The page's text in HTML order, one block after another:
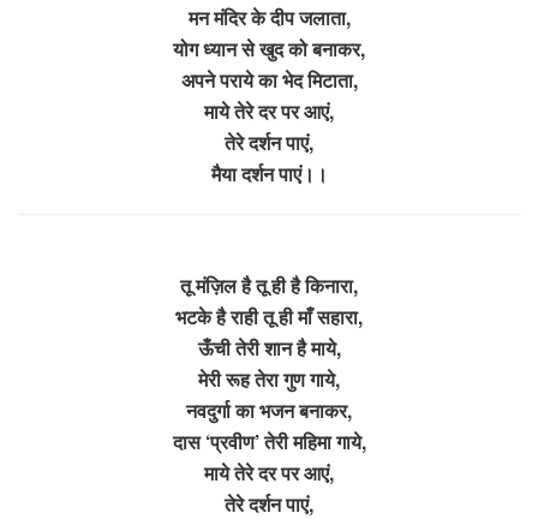
मन मंदिर के दीप जलाता,
योग ध्यान से खुद को बनाकर,
अपने पराये का भेद मिटाता,
माये तेरे दर पर आएं,
तेरे दर्शन पाएं,
मैया दर्शन पाएं।।
तू मंज़िल है तू ही है किनारा,
भटके है राही तू ही माँ सहारा,
ऊँची तेरी शान है माये,
मेरी रूह तेरा गुण गाये,
नवदुर्गा का भजन बनाकर,
दास ‘प्रवीण’ तेरी महिमा गाये,
माये तेरे दर पर आएं,
तेरे दर्शन पाएं,